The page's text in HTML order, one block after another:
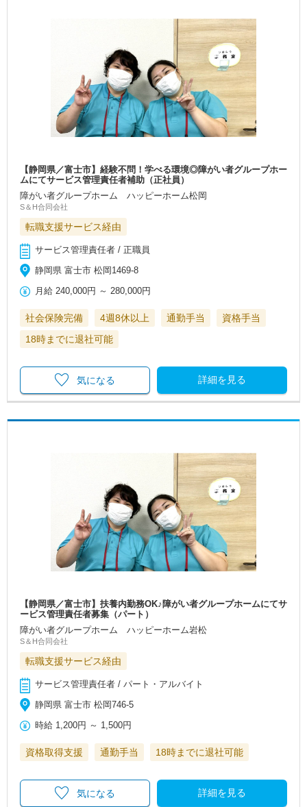
【静岡県／富士市】経験不問！学べる環境◎障がい者グループホー
ムにてサービス管理責任者補助（正社員）
障がい者グループホーム ハッピーホーム松岡
S＆H合同会社
転職支援サービス経由
サービス管理責任者 / 正職員
静岡県 富士市 松岡1469-8
月給 240,000円 ～ 280,000円
社会保険完備 4週8休以上 通勤手当
資格手当
18時までに退社可能
詳細を見る
気になる
【静岡県／富士市】扶養内勤務OK♪障がい者グループホームにてサ
ービス管理責任者募集（パート）
障がい者グループホーム ハッピーホーム岩松
S＆H合同会社
転職支援サービス経由
サービス管理責任者 / パート・アルバイト
静岡県 富士市 松岡746-5
時給 1,200円 ～ 1,500円
資格取得支援 通勤手当 18時までに退社可能
詳細を見る
気になる